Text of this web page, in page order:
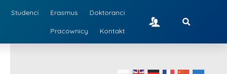
Studenci Erasmus Doktoranci
Pracownicy Kontakt